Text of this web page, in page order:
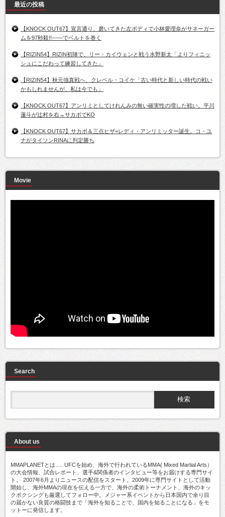
最近の投稿
【KNOCK OUT67】宣言通り、磨いてきた左ボディで小林愛理奈がサネーガー
ムを97秒殺!!――でベルトを巻く
【RIZIN54】RIZIN初陣で、リー・カイウェンと戦う水野新太「よりフィニッ
シュにこだわって練習してきた」
【RIZIN54】秋元強真戦へ、クレベル・コイケ「古い時代と新しい時代の戦い
かもしれませんが、私は今でも」
【KNOCK OUT67】アンリミとしてけれんみの無い確実性の増した戦い。平川
蓮斗が辻村を右→サカボでKO
【KNOCK OUT67】サカボ＆三点ヒザ=レディ・アンリミッター誕生。コ・ユ
ナがタイソンRINAに判定勝ち
Movie
Search
About us
MMAPLANETとは..... UFCを始め、海外で行われているMMA( Mixed Martial Arts）
の大会情報、試合レポート、選手&関係者のインタビュー等をお届けする専門サイ
ト。 2007年6月よりニュースの配信をスタート。2009年に専門サイトとして活動
開始し、海外MMAの現在を伝える一方で、海外の柔術トーナメント、海外のキッ
クボクシングも厳選してフォロー中。メジャー系イベントから日本国内で余り目
の届かない良質の格闘技まで「海外を知ることで、国内を知ることになる」をモ
ットーに発信します。